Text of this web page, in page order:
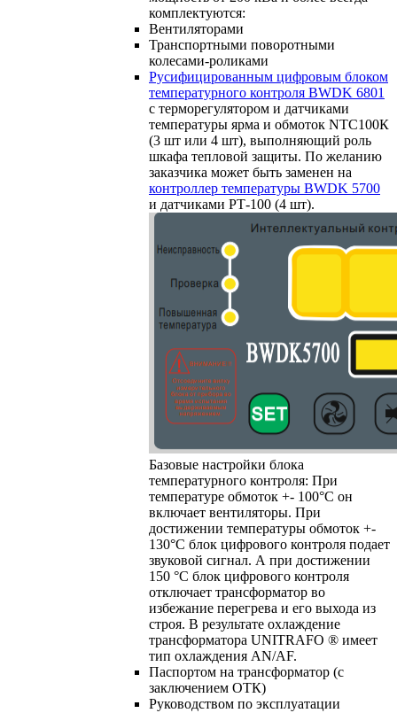
комплектуются:
Вентиляторами
Транспортными поворотными
колесами-роликами
Русифицированным цифровым блоком
температурного контроля BWDK 6801
с терморегулятором и датчиками
температуры ярма и обмоток NTC100К
(3 шт или 4 шт), выполняющий роль
шкафа тепловой защиты. По желанию
заказчика может быть заменен на
контроллер температуры BWDK 5700
и датчиками РТ-100 (4 шт).
Базовые настройки блока
температурного контроля: При
температуре обмоток +- 100°C он
включает вентиляторы. При
достижении температуры обмоток +-
130°C блок цифрового контроля подает
звуковой сигнал. А при достижении
150 °C блок цифрового контроля
отключает трансформатор во
избежание перегрева и его выхода из
строя. В результате охлаждение
трансформатора UNITRAFO ® имеет
тип охлаждения AN/AF.
Паспортом на трансформатор (с
заключением ОТК)
Руководством по эксплуатации